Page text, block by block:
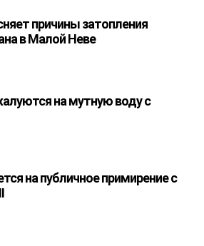
причины затопления
в Малой Неве
на мутную воду с
на публичное примирение с